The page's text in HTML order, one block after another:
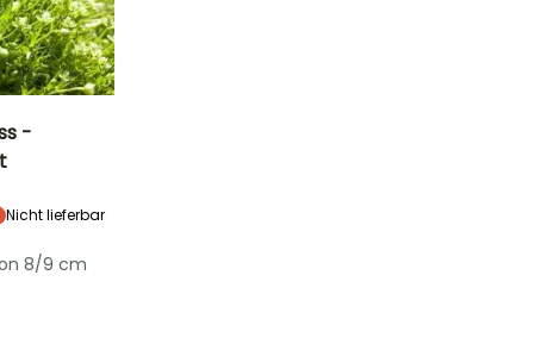
Schatten
-
Nicht lieferbar
8/9 cm